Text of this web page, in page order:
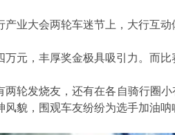
产业大会两轮车迷节上，大行互
万元，丰厚奖金极具吸引力。而
两轮发烧友，还有在各自骑行圈
貌，围观车友纷纷为选手加油